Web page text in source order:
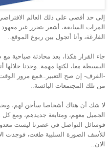
إلى حد أقصى على ذلك العالم
المرات السابقة، أشعر بتحرر غير
الفارغة، وأنا أتجول بين ربوع الموقع..
جاء القرار هكذا، بعد محادثة صباحية
البسيطة معا، لكنها مهمة..وجدنا
-القرف- إن صح التعبير..فمع مرور
من تلك المجتمعات البائسة..
لا شك أن هناك أشخاصا سأحن لهم،
الجميل معهم، ومتابعة جديدهم، ومع
فوسائل التواصل في عصرنا ليست
للأسف الصورة السلبية طغت، فوجدت
الان..